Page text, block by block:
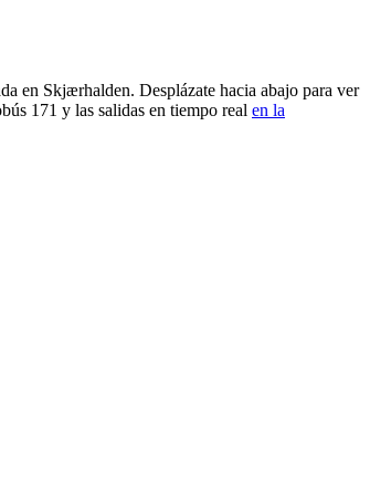
en Skjærhalden. Desplázate hacia abajo para ver
171 y las salidas en tiempo real en la